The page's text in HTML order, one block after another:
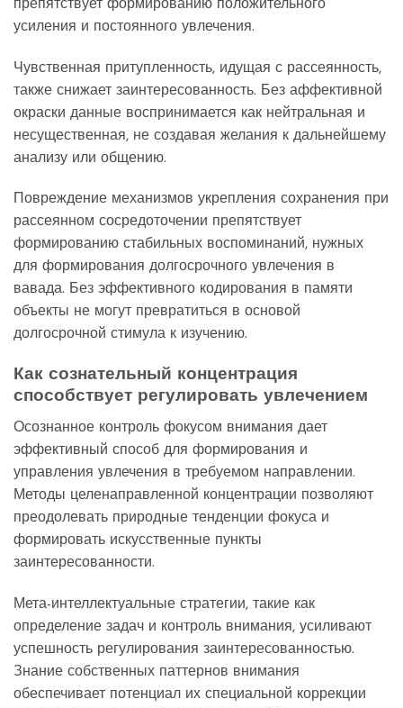
препятствует формированию положительного
усиления и постоянного увлечения.
Чувственная притупленность, идущая с рассеянность,
также снижает заинтересованность. Без аффективной
окраски данные воспринимается как нейтральная и
несущественная, не создавая желания к дальнейшему
анализу или общению.
Повреждение механизмов укрепления сохранения при
рассеянном сосредоточении препятствует
формированию стабильных воспоминаний, нужных
для формирования долгосрочного увлечения в
вавада. Без эффективного кодирования в памяти
объекты не могут превратиться в основой
долгосрочной стимула к изучению.
Как сознательный концентрация
способствует регулировать увлечением
Осознанное контроль фокусом внимания дает
эффективный способ для формирования и
управления увлечения в требуемом направлении.
Методы целенаправленной концентрации позволяют
преодолевать природные тенденции фокуса и
формировать искусственные пункты
заинтересованности.
Мета-интеллектуальные стратегии, такие как
определение задач и контроль внимания, усиливают
успешность регулирования заинтересованностью.
Знание собственных паттернов внимания
обеспечивает потенциал их специальной коррекции